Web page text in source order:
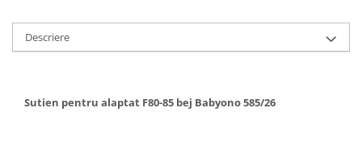
Mese de infasat capat inchis 50x70
cm
Mese de infasat COMFORT 50x80
Descriere
Sutien pentru alaptat F80-85 bej Babyono 585/26